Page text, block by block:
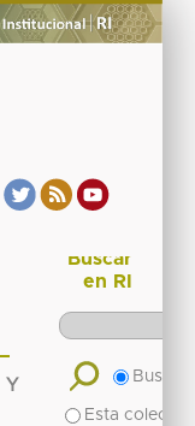
Buscar
en RI
Buscar
Esta